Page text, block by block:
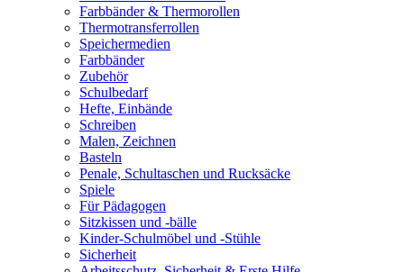
Farbbänder & Thermorollen
Thermotransferrollen
Speichermedien
Farbbänder
Zubehör
Schulbedarf
Hefte, Einbände
Schreiben
Malen, Zeichnen
Basteln
Penale, Schultaschen und Rucksäcke
Spiele
Für Pädagogen
Sitzkissen und -bälle
Kinder-Schulmöbel und -Stühle
Sicherheit